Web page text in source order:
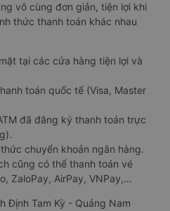
vô cùng đơn giản, tiện lợi khi
thức thanh toán khác nhau
tại các cửa hàng tiện lợi và
toán quốc tế (Visa, Master
đã đăng ký thanh toán trực
chuyển khoản ngân hàng.
cũng có thể thanh toán vé
ZaloPay, AirPay, VNPay,…
Định Tam Kỳ - Quảng Nam